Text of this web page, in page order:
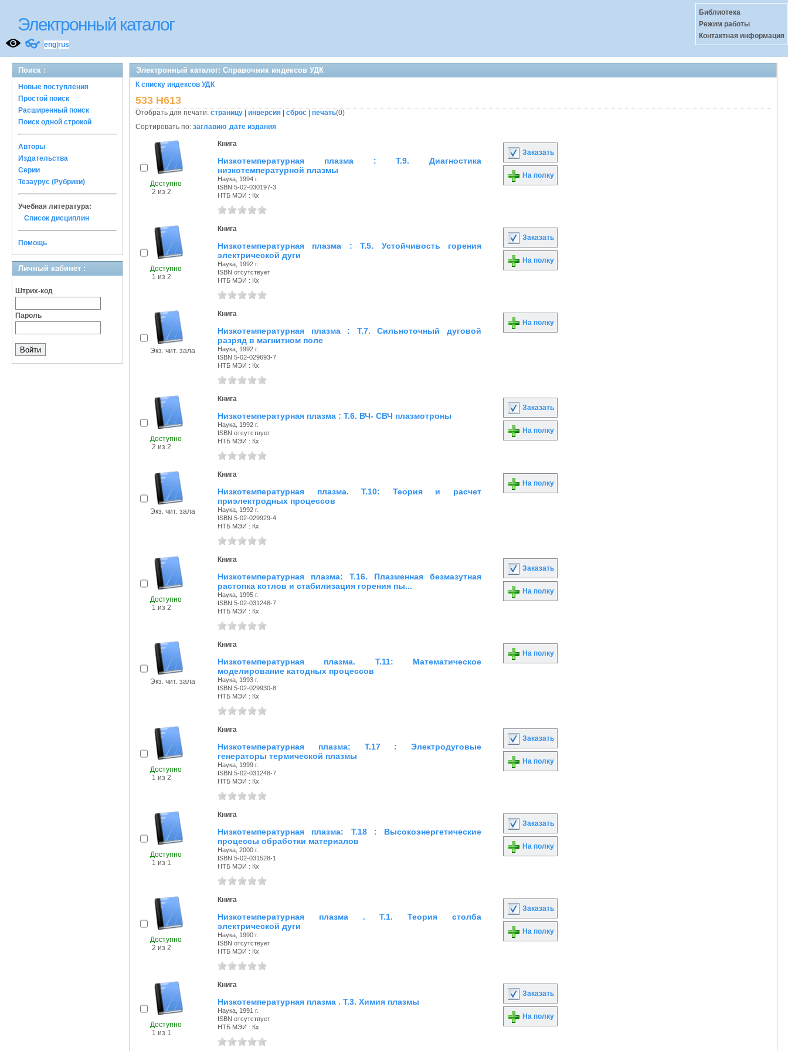
Электронный каталог
👓 eng rus
Библиотека
Режим работы
Контактная информация
Поиск :
Новые поступления
Простой поиск
Расширенный поиск
Поиск одной строкой
Авторы
Издательства
Серии
Тезаурус (Рубрики)
Учебная литература:
Список дисциплин
Помощь
Личный кабинет :
Штрих-код
Пароль
Электронный каталог: Справочник индексов УДК
К списку индексов УДК
533 Н613
Отобрать для печати: страницу инверсия сброс печать(0)
Сортировать по: заглавию дате издания
Доступно
2 из 2
Книга
Низкотемпературная плазма : Т.9. Диагностика
низкотемпературной плазмы
Наука, 1994 г.
ISBN 5-02-030197-3
НТБ МЭИ : Кх
Заказать
На полку
Доступно
1 из 2
Книга
Низкотемпературная плазма : Т.5. Устойчивость горения
электрической дуги
Наука, 1992 г.
ISBN отсутствует
НТБ МЭИ : Кх
Заказать
На полку
Экз. чит. зала
Книга
Низкотемпературная плазма : Т.7. Сильноточный дуговой
разряд в магнитном поле
Наука, 1992 г.
ISBN 5-02-029693-7
НТБ МЭИ : Кх
На полку
Доступно
2 из 2
Книга
Низкотемпературная плазма : Т.6. ВЧ- СВЧ плазмотроны
Наука, 1992 г.
ISBN отсутствует
НТБ МЭИ : Кх
Заказать
На полку
Экз. чит. зала
Книга
Низкотемпературная плазма. Т.10: Теория и расчет
приэлектродных процессов
Наука, 1992 г.
ISBN 5-02-029929-4
НТБ МЭИ : Кх
На полку
Доступно
1 из 2
Книга
Низкотемпературная плазма: Т.16. Плазменная безмазутная
растопка котлов и стабилизация горения пы...
Наука, 1995 г.
ISBN 5-02-031248-7
НТБ МЭИ : Кх
Заказать
На полку
Экз. чит. зала
Книга
Низкотемпературная плазма. Т.11: Математическое
моделирование катодных процессов
Наука, 1993 г.
ISBN 5-02-029930-8
НТБ МЭИ : Кх
На полку
Доступно
1 из 2
Книга
Низкотемпературная плазма: Т.17 : Электродуговые
генераторы термической плазмы
Наука, 1999 г.
ISBN 5-02-031248-7
НТБ МЭИ : Кх
Заказать
На полку
Доступно
1 из 1
Книга
Низкотемпературная плазма: Т.18 : Высокоэнергетические
процессы обработки материалов
Наука, 2000 г.
ISBN 5-02-031528-1
НТБ МЭИ : Кх
Заказать
На полку
Доступно
2 из 2
Книга
Низкотемпературная плазма . Т.1. Теория столба
электрической дуги
Наука, 1990 г.
ISBN отсутствует
НТБ МЭИ : Кх
Заказать
На полку
Доступно
1 из 1
Книга
Низкотемпературная плазма . Т.3. Химия плазмы
Наука, 1991 г.
ISBN отсутствует
НТБ МЭИ : Кх
Заказать
На полку